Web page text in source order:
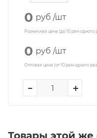
0 руб /шт
Розничная цена (до 10 рам
0 руб /шт
Оптовая цена (от 10 рам одного
Товары этой же